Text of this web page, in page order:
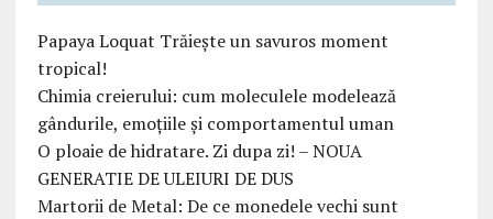
Papaya Loquat Trăiește un savuros moment
tropical!
Chimia creierului: cum moleculele modelează
gândurile, emoțiile și comportamentul uman
O ploaie de hidratare. Zi dupa zi! – NOUA
GENERATIE DE ULEIURI DE DUS
Martorii de Metal: De ce monedele vechi sunt